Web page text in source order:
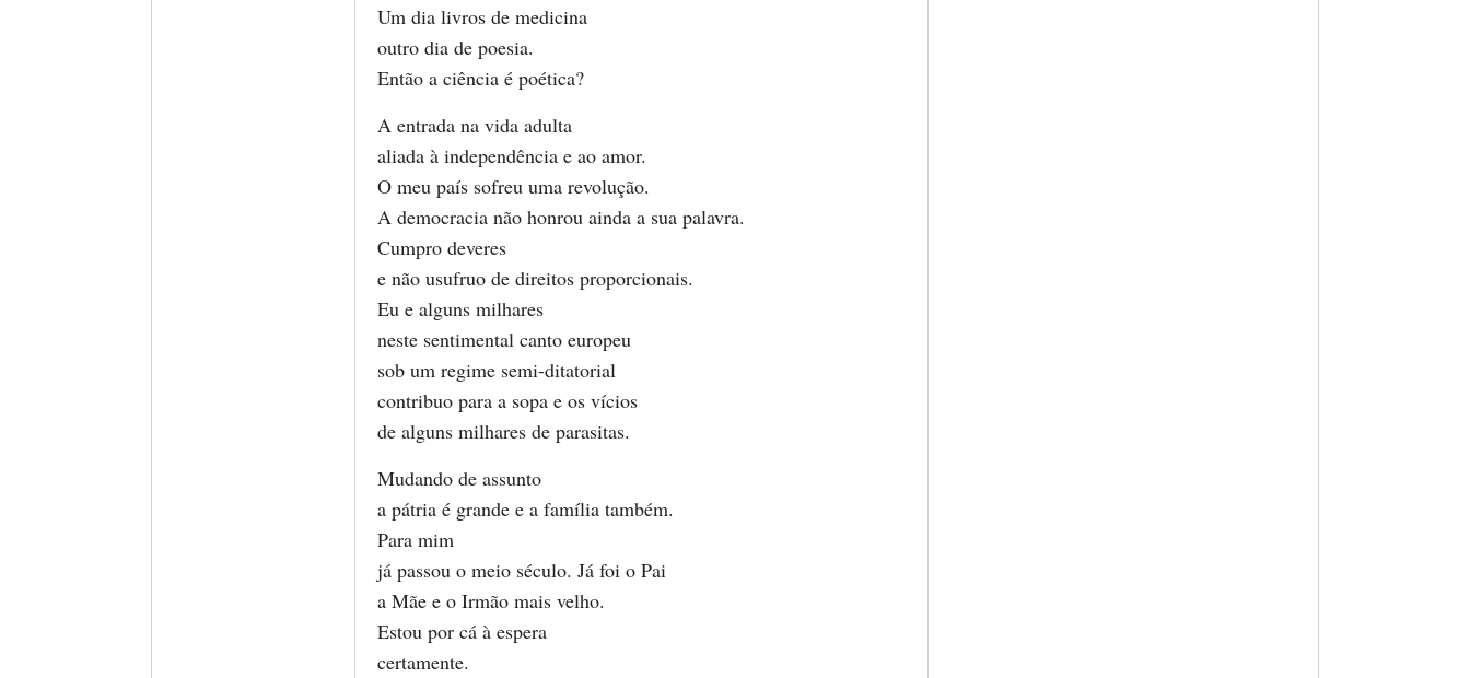
Um dia livros de medicina
outro dia de poesia.
Então a ciência é poética?
A entrada na vida adulta
aliada à independência e ao amor.
O meu país sofreu uma revolução.
A democracia não honrou ainda a sua palavra.
Cumpro deveres
e não usufruo de direitos proporcionais.
Eu e alguns milhares
neste sentimental canto europeu
sob um regime semi-ditatorial
contribuo para a sopa e os vícios
de alguns milhares de parasitas.
Mudando de assunto
a pátria é grande e a família também.
Para mim
já passou o meio século. Já foi o Pai
a Mãe e o Irmão mais velho.
Estou por cá à espera
certamente.